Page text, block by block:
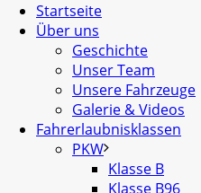
Startseite
Über uns
Geschichte
Unser Team
Unsere Fahrzeuge
Galerie & Videos
Fahrerlaubnisklassen
PKW
Klasse B
Klasse B96